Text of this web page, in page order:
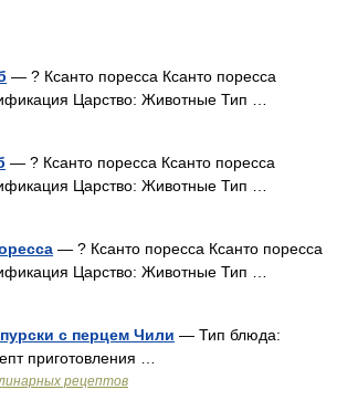
— ? Ксанто поресса Ксанто поресса
Царство: Животные Тип …
— ? Ксанто поресса Ксанто поресса
Царство: Животные Тип …
— ? Ксанто поресса Ксанто поресса
Царство: Животные Тип …
с перцем Чили — Тип блюда:
приготовления …
рецептов